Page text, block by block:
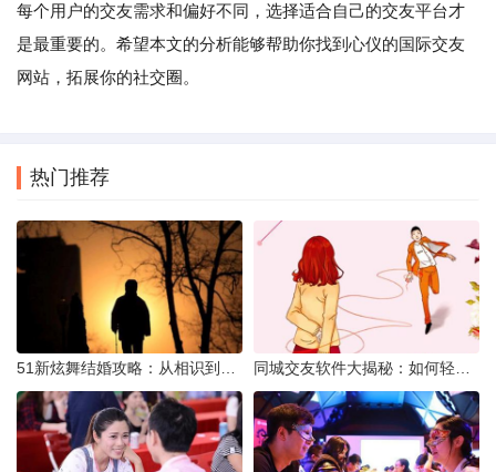
每个用户的交友需求和偏好不同，选择适合自己的交友平台才
是最重要的。希望本文的分析能够帮助你找到心仪的国际交友
网站，拓展你的社交圈。
热门推荐